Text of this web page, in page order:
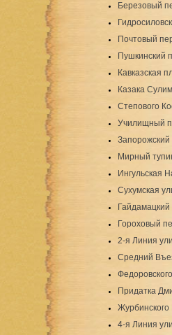
Березовый
Почтовый
Пушкинский
Кавказская
Казака
Степового
Училищный
Запорожский
Мирный
Ингульская
Сухумская
Гайдамацкий
Гороховый
2-я Линия
Средний
Придатка
Журбинского
4-я Линия